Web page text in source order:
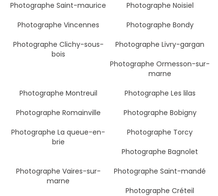
Photographe Saint-maurice
Photographe Noisiel
Photographe Vincennes
Photographe Bondy
Photographe Clichy-sous-
bois
Photographe Livry-gargan
Photographe Ormesson-sur-
marne
Photographe Montreuil
Photographe Les lilas
Photographe Romainville
Photographe Bobigny
Photographe La queue-en-
brie
Photographe Torcy
Photographe Bagnolet
Photographe Vaires-sur-
marne
Photographe Saint-mandé
Photographe Créteil